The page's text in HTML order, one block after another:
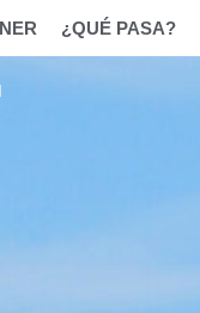
¿QUÉ PASA?